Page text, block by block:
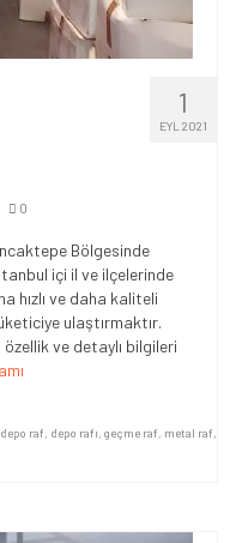
1
EYL 2021
0
Bölgesinde
içi il ve ilçelerinde
hızlı ve daha kaliteli
ulaştırmaktır.
ve detaylı bilgileri
depo raf, depo rafı, geçme raf, metal raf,